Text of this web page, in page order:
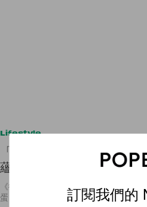
Lifestyle
「Love You 3000」真正含
蘊藏 Marvel 十年來的細膩
《復仇者聯盟：終局之戰》上映了一個
蛋，不少影迷都已經入戲院看了不下一
訂閱我們的